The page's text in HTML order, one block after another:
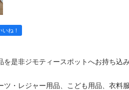
いね！
を是非ジモティースポットへお持ち込
ツ・レジャー用品、こども用品、衣料